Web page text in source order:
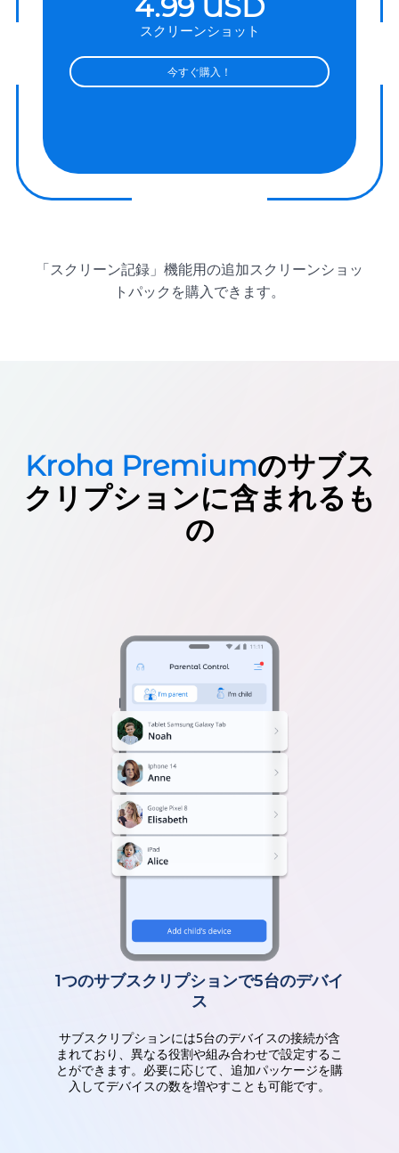
スクリーンショット
今すぐ購入！
「スクリーン記録」機能用の追加スクリーンショッ
トパックを購入できます。
Kroha Premiumのサブス
クリプションに含まれるも
の
1つのサブスクリプションで5台のデバイ
ス
サブスクリプションには5台のデバイスの接続が含
まれており、異なる役割や組み合わせで設定するこ
とができます。必要に応じて、追加パッケージを購
入してデバイスの数を増やすことも可能です。